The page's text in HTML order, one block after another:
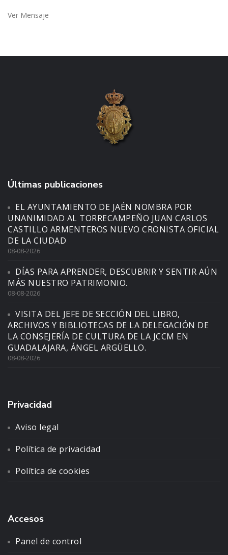
Ver Mensaje
Últimas publicaciones
EL AYUNTAMIENTO DE JAÉN NOMBRA POR
UNANIMIDAD AL TORRECAMPEÑO JUAN CARLOS
CASTILLO ARMENTEROS NUEVO CRONISTA OFICIAL
DE LA CIUDAD
08-08-2026
DÍAS PARA APRENDER, DESCUBRIR Y SENTIR AÚN
MÁS NUESTRO PATRIMONIO.
08-08-2026
VISITA DEL JEFE DE SECCIÓN DEL LIBRO,
ARCHIVOS Y BIBLIOTECAS DE LA DELEGACIÓN DE
LA CONSEJERÍA DE CULTURA DE LA JCCM EN
GUADALAJARA, ÁNGEL ARGÜELLO.
08-08-2026
Privacidad
Aviso legal
Política de privacidad
Política de cookies
Accesos
Panel de control